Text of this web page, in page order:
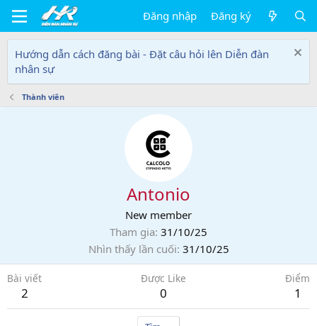
Đăng nhập Đăng ký
Hướng dẫn cách đăng bài - Đặt câu hỏi lên Diễn đàn
nhân sự
Thành viên
Antonio
New member
Tham gia 31/10/25
Nhìn thấy lần cuối 31/10/25
Bài viết
2
Được Like
0
Điểm
1